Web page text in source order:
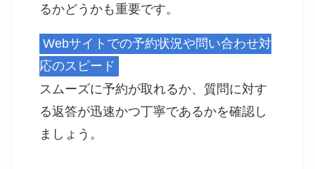
るかどうかも重要です。
Webサイトでの予約状況や問い合わせ対
応のスピード
スムーズに予約が取れるか、質問に対す
る返答が迅速かつ丁寧であるかを確認し
ましょう。